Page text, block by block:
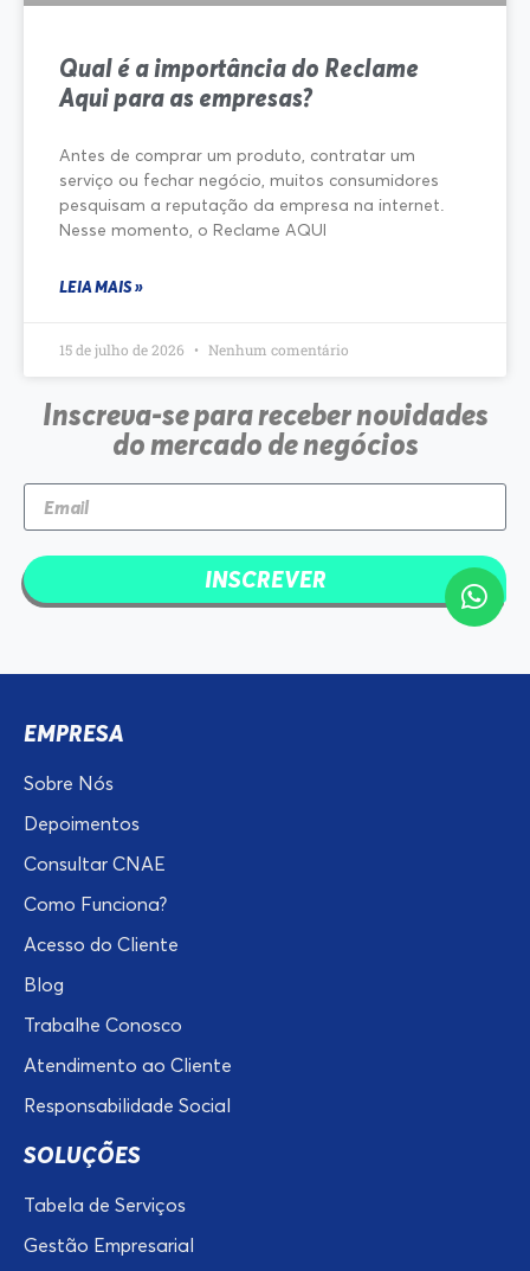
Qual é a importância do Reclame
Aqui para as empresas?
Antes de comprar um produto, contratar um
serviço ou fechar negócio, muitos consumidores
pesquisam a reputação da empresa na internet.
Nesse momento, o Reclame AQUI
LEIA MAIS »
15 de julho de 2026 Nenhum comentário
Inscreva-se para receber novidades
do mercado de negócios
INSCREVER
EMPRESA
Sobre Nós
Depoimentos
Consultar CNAE
Como Funciona?
Acesso do Cliente
Blog
Trabalhe Conosco
Atendimento ao Cliente
Responsabilidade Social
SOLUÇÕES
Tabela de Serviços
Gestão Empresarial